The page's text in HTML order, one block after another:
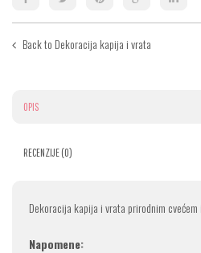
Back to Dekoracija kapija i vrata
OPIS
RECENZIJE (0)
Dekoracija kapija i vrata prirodnim
Napomene: